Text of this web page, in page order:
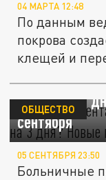
04 МАРТА 12:48
По данным
покрова
клещей и
Каким
только на 3
сентября
ОБЩЕСТВО
05 СЕНТЯБРЯ 23:50
Больничные